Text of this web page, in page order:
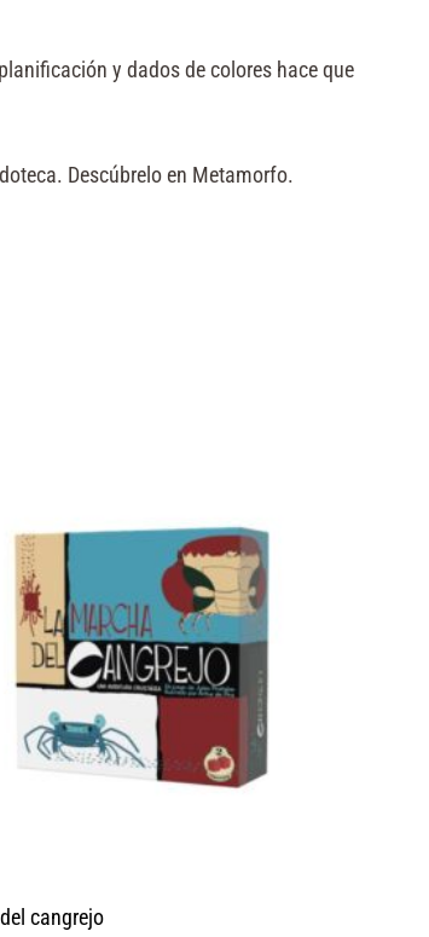
y dados de colores hace que
Descúbrelo en Metamorfo.
cangrejo